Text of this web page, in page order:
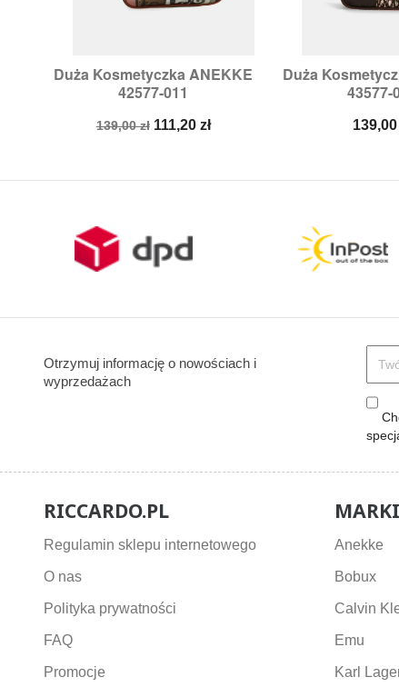
Duża Kosmetyczka ANEKKE
42577-011
Cena
139,00 zł Cena
111,20 zł
Szybki podgląd
Duża
43577-
Cena
139,00
Szybki
Otrzymuj informację o nowościach i
wyprzedażach
RICCARDO.PL
Regulamin sklepu internetowego
O nas
Polityka prywatności
FAQ
Promocje
MARKI
Anekke
Bobux
Calvin
Emu
Karl